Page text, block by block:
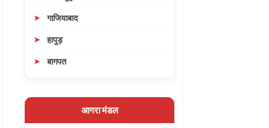
गाजियाबाद
हापुड़
बागपत
आगरा मंडल